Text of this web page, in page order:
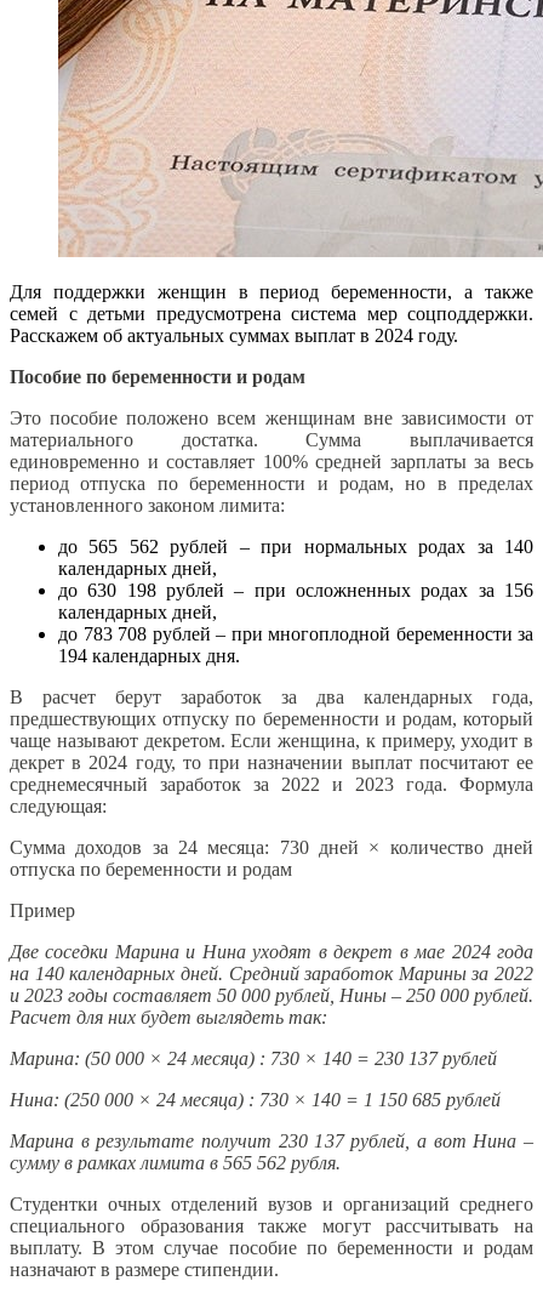
Для поддержки женщин в период беременности, а также
семей с детьми предусмотрена система мер соцподдержки.
Расскажем об актуальных суммах выплат в 2024 году.
Пособие по беременности и родам
Это пособие положено всем женщинам вне зависимости от
материального достатка. Сумма выплачивается
единовременно и составляет 100% средней зарплаты за весь
период отпуска по беременности и родам, но в пределах
установленного законом лимита:
до 565 562 рублей – при нормальных родах за 140
календарных дней,
до 630 198 рублей – при осложненных родах за 156
календарных дней,
до 783 708 рублей – при многоплодной беременности за
194 календарных дня.
В расчет берут заработок за два календарных года,
предшествующих отпуску по беременности и родам, который
чаще называют декретом. Если женщина, к примеру, уходит в
декрет в 2024 году, то при назначении выплат посчитают ее
среднемесячный заработок за 2022 и 2023 года. Формула
следующая:
Сумма доходов за 24 месяца: 730 дней × количество дней
отпуска по беременности и родам
Пример
Две соседки Марина и Нина уходят в декрет в мае 2024 года
на 140 календарных дней. Средний заработок Марины за 2022
и 2023 годы составляет 50 000 рублей, Нины – 250 000 рублей.
Расчет для них будет выглядеть так:
Марина: (50 000 × 24 месяца) : 730 × 140 = 230 137 рублей
Нина: (250 000 × 24 месяца) : 730 × 140 = 1 150 685 рублей
Марина в результате получит 230 137 рублей, а вот Нина –
сумму в рамках лимита в 565 562 рубля.
Студентки очных отделений вузов и организаций среднего
специального образования также могут рассчитывать на
выплату. В этом случае пособие по беременности и родам
назначают в размере стипендии.